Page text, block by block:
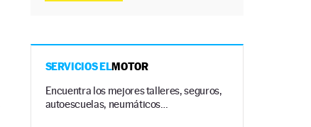
SERVICIOS ELMOTOR
Encuentra los mejores talleres, seguros,
autoescuelas, neumáticos…